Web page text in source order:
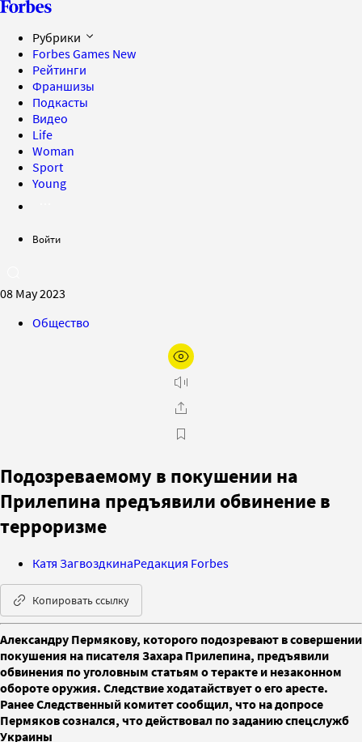
Рубрики
Forbes Games New
Рейтинги
Франшизы
Подкасты
Видео
Life
Woman
Sport
Young
Войти
08 May 2023
Общество
Подозреваемому в покушении на
Прилепина предъявили обвинение в
терроризме
Катя ЗагвоздкинаРедакция Forbes
Копировать ссылку
Александру Пермякову, которого подозревают в совершении
покушения на писателя Захара Прилепина, предъявили
обвинения по уголовным статьям о теракте и незаконном
обороте оружия. Следствие ходатайствует о его аресте.
Ранее Следственный комитет сообщил, что на допросе
Пермяков сознался, что действовал по заданию спецслужб
Украины